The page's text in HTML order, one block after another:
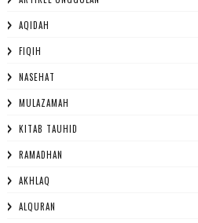
AQIDAH
FIQIH
NASEHAT
MULAZAMAH
KITAB TAUHID
RAMADHAN
AKHLAQ
ALQURAN